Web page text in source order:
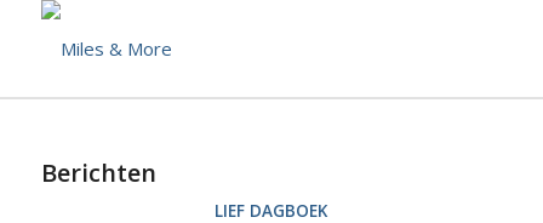
Berichten
LIEF DAGBOEK